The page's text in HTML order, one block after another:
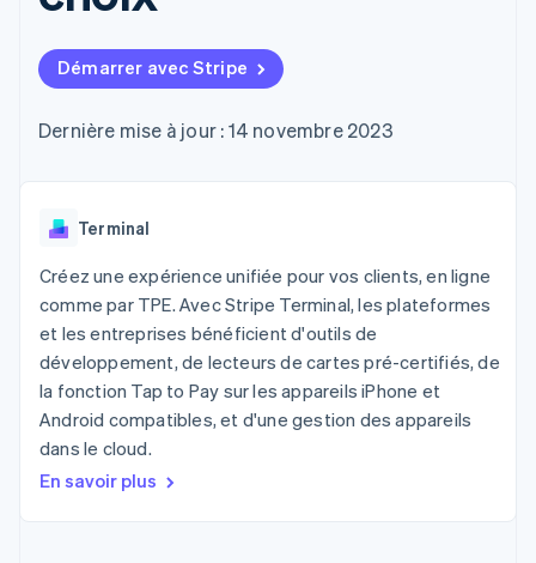
UI flexibles
paiement
Accès à plus
de 125
Paiements en
Authorization
Acceptation
Link
accélérés
Financial
Connections
Comptes
financiers
associés
automatisée
Stripe Sigma
Rapports
Data Pipeline
des données
Gestion financière
Plateformes
Économie des
créateurs
Jeux
Hôtellerie, voyages et
loisirs
Assurance
Médias et
divertissements
Services aux
Proposer une
facturation à l'usage
bancaires adossées à
des stablecoins
services avec des
Ressources
Intégrations
d'applications
Exemples de code
Blog des développeurs
Roadmap produit
annuelle
Carrières
presse
Contact
Contacter notre équipe
Devenir partenaire
Démarrer avec Stripe
Dernière mise à jour : 14 novembre 2023
Terminal
Créez une expérience unifiée pour vos clients, en ligne
comme par TPE. Avec Stripe Terminal, les plateformes
et les entreprises bénéficient d'outils de
développement, de lecteurs de cartes pré-certifiés, de
la fonction Tap to Pay sur les appareils iPhone et
Android compatibles, et d'une gestion des appareils
dans le cloud.
En savoir plus